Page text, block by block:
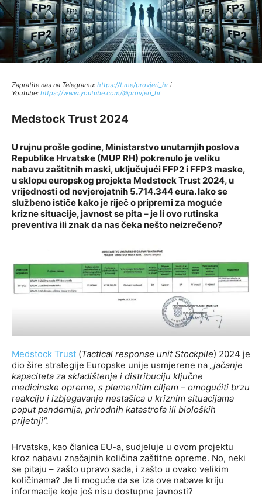
Zapratite nas na Telegramu: https://t.me/provjeri_hri
YouTube: https://www.youtube.com/@provjeri_hr
Medstock Trust 2024
U rujnu prošle godine, Ministarstvo unutarnjih poslova
Republike Hrvatske (MUP RH) pokrenulo je veliku
nabavu zaštitnih maski, uključujući FFP2 i FFP3 maske,
u sklopu europskog projekta Medstock Trust 2024, u
vrijednosti od nevjerojatnih 5.714.344 eura. Iako se
službeno ističe kako je riječ o pripremi za moguće
krizne situacije, javnost se pita – je li ovo rutinska
preventiva ili znak da nas čeka nešto neizrečeno?
Medstock Trust (Tactical response unit Stockpile) 2024 je
dio šire strategije Europske unije usmjerene na „jačanje
kapaciteta za skladištenje i distribuciju ključne
medicinske opreme, s plemenitim ciljem – omogućiti brzu
reakciju i izbjegavanje nestašica u kriznim situacijama
poput pandemija, prirodnih katastrofa ili bioloških
prijetnji“.
Hrvatska, kao članica EU-a, sudjeluje u ovom projektu
kroz nabavu značajnih količina zaštitne opreme. No, neki
se pitaju – zašto upravo sada, i zašto u ovako velikim
količinama? Je li moguće da se iza ove nabave kriju
informacije koje još nisu dostupne javnosti?